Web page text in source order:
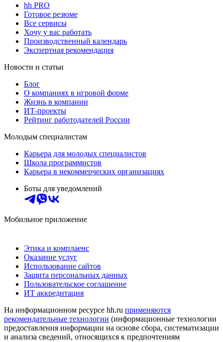
hh PRO
Готовое резюме
Все сервисы
Хочу у вас работать
Производственный календарь
Экспертная рекомендация
Новости и статьи
Блог
О компаниях в игровой форме
Жизнь в компании
ИТ-проекты
Рейтинг работодателей России
Молодым специалистам
Карьера для молодых специалистов
Школа программистов
Карьера в некоммерческих организациях
Боты для уведомлений
Мобильное приложение
Этика и комплаенс
Оказание услуг
Использование сайтов
Защита персональных данных
Пользовательское соглашение
ИТ аккредитация
На информационном ресурсе hh.ru применяются
рекомендательные технологии (информационные технологии
предоставления информации на основе сбора, систематизации
и анализа сведений, относящихся к предпочтениям